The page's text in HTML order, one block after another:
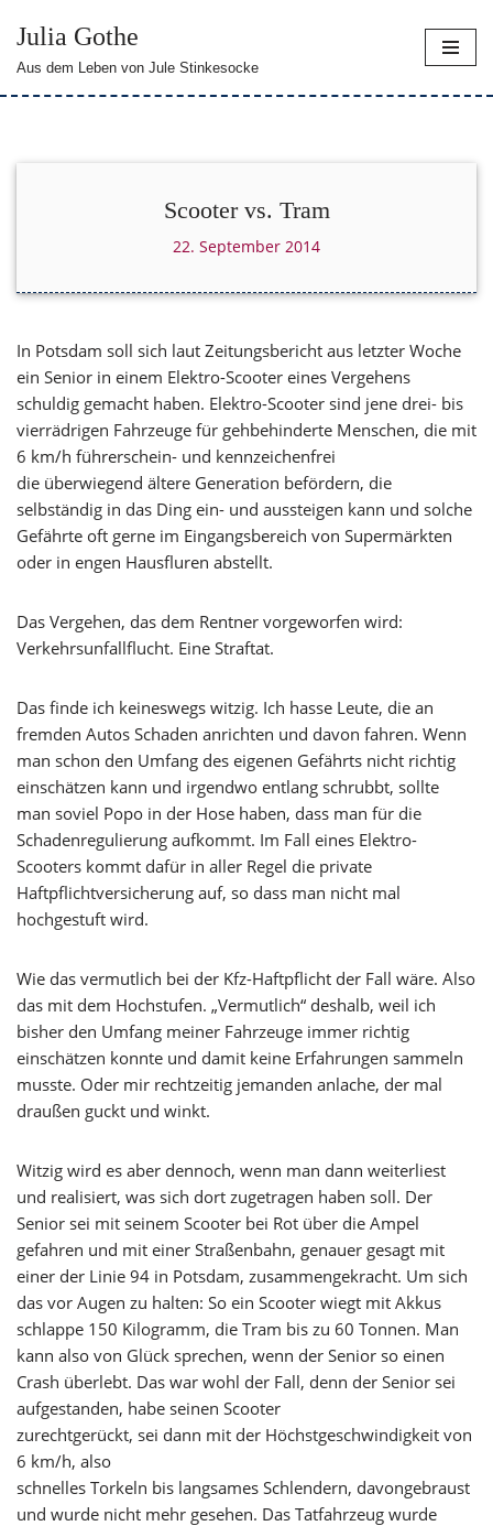
Zum
Julia Gothe
Aus dem Leben von Jule Stinkesocke
Scooter vs. Tram
22. September 2014
In Potsdam soll sich laut Zeitungsbericht aus letzter Woche
ein Senior in einem Elektro-Scooter eines Vergehens
schuldig gemacht haben. Elektro-Scooter sind jene drei- bis
vierrädrigen Fahrzeuge für gehbehinderte Menschen, die mit
6 km/h führerschein- und kennzeichenfrei
die überwiegend ältere Generation befördern, die
selbständig in das Ding ein- und aussteigen kann und solche
Gefährte oft gerne im Eingangsbereich von Supermärkten
oder in engen Hausfluren abstellt.
Das Vergehen, das dem Rentner vorgeworfen wird:
Verkehrsunfallflucht. Eine Straftat.
Das finde ich keineswegs witzig. Ich hasse Leute, die an
fremden Autos Schaden anrichten und davon fahren. Wenn
man schon den Umfang des eigenen Gefährts nicht richtig
einschätzen kann und irgendwo entlang schrubbt, sollte
man soviel Popo in der Hose haben, dass man für die
Schadenregulierung aufkommt. Im Fall eines Elektro-
Scooters kommt dafür in aller Regel die private
Haftpflichtversicherung auf, so dass man nicht mal
hochgestuft wird.
Wie das vermutlich bei der Kfz-Haftpflicht der Fall wäre. Also
das mit dem Hochstufen. „Vermutlich“ deshalb, weil ich
bisher den Umfang meiner Fahrzeuge immer richtig
einschätzen konnte und damit keine Erfahrungen sammeln
musste. Oder mir rechtzeitig jemanden anlache, der mal
draußen guckt und winkt.
Witzig wird es aber dennoch, wenn man dann weiterliest
und realisiert, was sich dort zugetragen haben soll. Der
Senior sei mit seinem Scooter bei Rot über die Ampel
gefahren und mit einer Straßenbahn, genauer gesagt mit
einer der Linie 94 in Potsdam, zusammengekracht. Um sich
das vor Augen zu halten: So ein Scooter wiegt mit Akkus
schlappe 150 Kilogramm, die Tram bis zu 60 Tonnen. Man
kann also von Glück sprechen, wenn der Senior so einen
Crash überlebt. Das war wohl der Fall, denn der Senior sei
aufgestanden, habe seinen Scooter
zurechtgerückt, sei dann mit der Höchstgeschwindigkeit von
6 km/h, also
schnelles Torkeln bis langsames Schlendern, davongebraust
und wurde nicht mehr gesehen. Das Tatfahrzeug wurde